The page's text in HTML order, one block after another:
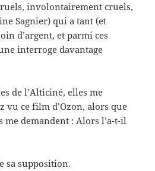
involontairement cruels,
Sagnier) qui a tant (et
d’argent, et parmi ces
interroge davantage
de l’Alticiné, elles me
vu ce film d’Ozon, alors que
me demandent : Alors l’a-t-il
sa supposition.